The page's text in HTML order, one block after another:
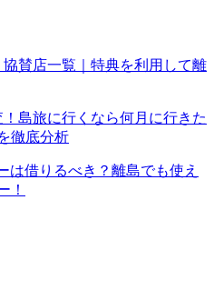
協賛店一覧｜特典を利用して離
島旅に行くなら何月に行きた
徹底分析
は借りるべき？離島でも使え
！